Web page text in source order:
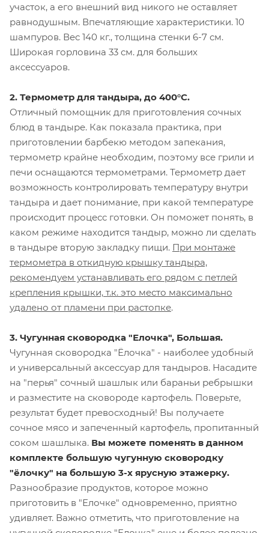
участок, а его внешний вид никого не оставляет
равнодушным. Впечатляющие характеристики. 10
шампуров. Вес 140 кг., толщина стенки 6-7 см.
Широкая горловина 33 см. для больших
аксессуаров.
2. Термометр для тандыра, до 400°С.
Отличный помощник для приготовления сочных
блюд в тандыре. Как показала практика, при
приготовлении барбекю методом запекания,
термометр крайне необходим, поэтому все грили и
печи оснащаются термометрами. Термометр дает
возможность контролировать температуру внутри
тандыра и дает понимание, при какой температуре
происходит процесс готовки. Он поможет понять, в
каком режиме находится тандыр, можно ли сделать
в тандыре вторую закладку пищи. При монтаже
термометра в откидную крышку тандыра,
рекомендуем устанавливать его рядом с петлей
крепления крышки, т.к. это место максимально
удалено от пламени при растопке.
3. ​Чугунная сковородка "Елочка", Большая.
Чугунная сковородка "Ёлочка" - наиболее удобный
и универсальный аксессуар для тандыров. Насадите
на "перья" сочный шашлык или бараньи ребрышки
и разместите на сковороде картофель. Поверьте,
результат будет превосходный! Вы получаете
сочное мясо и запеченный картофель, пропитанный
соком шашлыка. Вы можете поменять в данном
комплекте большую чугунную сковородку
"ёлочку" на большую 3-х ярусную этажерку.
Разнообразие продуктов, которое можно
приготовить в "Елочке" одновременно, приятно
удивляет. Важно отметить, что приготовление на